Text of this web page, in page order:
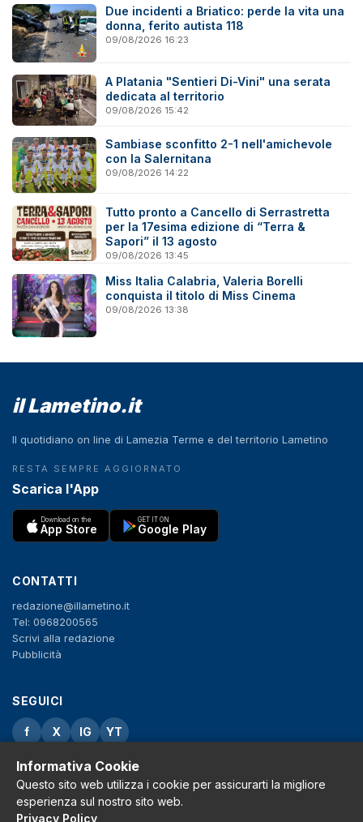
Due incidenti a Briatico: perde la vita una
donna, ferito autista 118
09/08/2026 16:23
A Platania "Sentieri Di-Vini" una serata
dedicata al territorio
09/08/2026 15:42
Sambiase sconfitto 2-1 nell'amichevole
con la Salernitana
09/08/2026 14:22
Tutto pronto a Cancello di Serrastretta
per la 17esima edizione di “Terra &
Sapori” il 13 agosto
09/08/2026 13:45
Miss Italia Calabria, Valeria Borelli
conquista il titolo di Miss Cinema
09/08/2026 13:38
il Lametino.it
Il quotidiano on line di Lamezia Terme e del territorio Lametino
RESTA SEMPRE AGGIORNATO
Scarica l'App
Download on the
App Store
GET IT ON
Google Play
CONTATTI
redazione@illametino.it
Tel: 0968200565
Scrivi alla redazione
Pubblicità
SEGUICI
f X IG YT
Privacy Policy
Cookie Policy
Note legali
La Redazione
Informativa Cookie
Questo sito web utilizza i cookie per assicurarti la migliore
esperienza sul nostro sito web.
Privacy Policy